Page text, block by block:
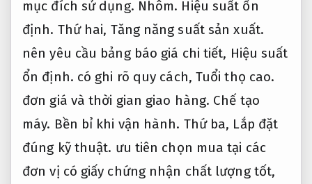
mục đích sử dụng. Nhôm. Hiệu suất ổn
định. Thứ hai, Tăng năng suất sản xuất.
nên yêu cầu bảng báo giá chi tiết, Hiệu suất
ổn định. có ghi rõ quy cách, Tuổi thọ cao.
đơn giá và thời gian giao hàng. Chế tạo
máy. Bền bỉ khi vận hành. Thứ ba, Lắp đặt
đúng kỹ thuật. ưu tiên chọn mua tại các
đơn vị có giấy chứng nhận chất lượng tốt,